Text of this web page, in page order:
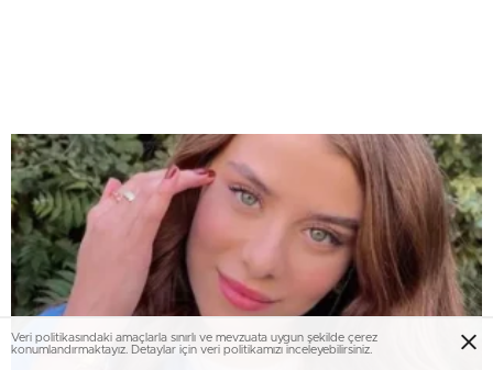
Veri politikasındaki amaçlarla sınırlı ve mevzuata uygun şekilde çerez
konumlandırmaktayız. Detaylar için veri politikamızı inceleyebilirsiniz.